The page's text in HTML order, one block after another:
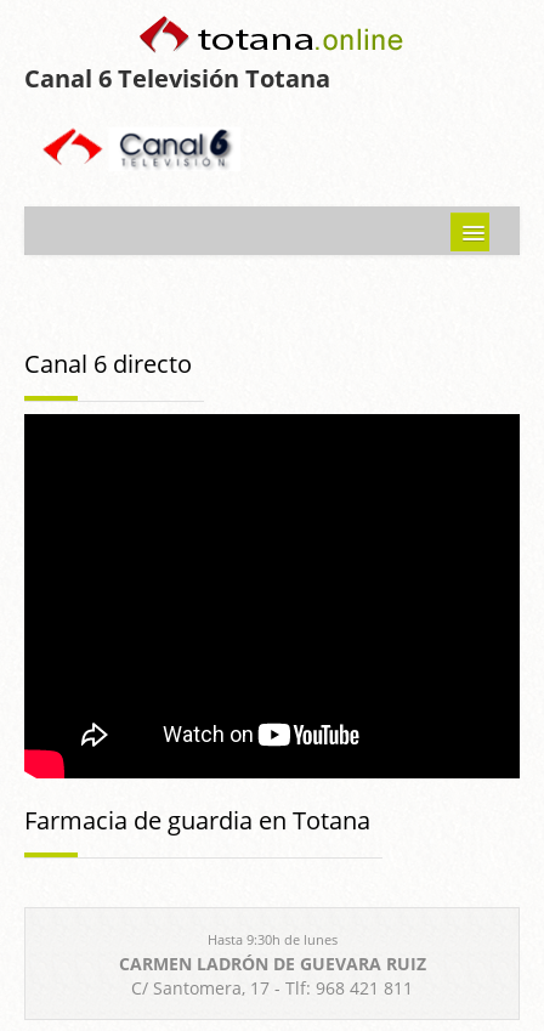
Canal 6 Televisión Totana
Programas emitidos
Canal 6 directo
Farmacia de guardia en Totana
Hasta 9:30h de lunes
CARMEN LADRÓN DE GUEVARA RUIZ
C/ Santomera, 17 - Tlf: 968 421 811